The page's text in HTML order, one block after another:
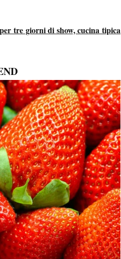
tre giorni di show, cucina tipica